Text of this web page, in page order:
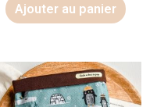
Ajouter au panier